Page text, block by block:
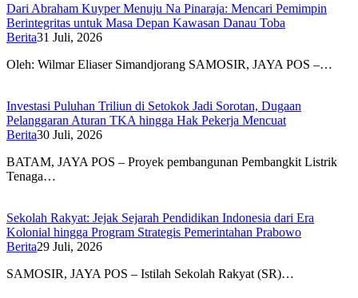
Dari Abraham Kuyper Menuju Na Pinaraja: Mencari Pemimpin
Berintegritas untuk Masa Depan Kawasan Danau Toba
Berita31 Juli, 2026
Oleh: Wilmar Eliaser Simandjorang SAMOSIR, JAYA POS –…
Investasi Puluhan Triliun di Setokok Jadi Sorotan, Dugaan
Pelanggaran Aturan TKA hingga Hak Pekerja Mencuat
Berita30 Juli, 2026
BATAM, JAYA POS – Proyek pembangunan Pembangkit Listrik
Tenaga…
Sekolah Rakyat: Jejak Sejarah Pendidikan Indonesia dari Era
Kolonial hingga Program Strategis Pemerintahan Prabowo
Berita29 Juli, 2026
SAMOSIR, JAYA POS – Istilah Sekolah Rakyat (SR)…